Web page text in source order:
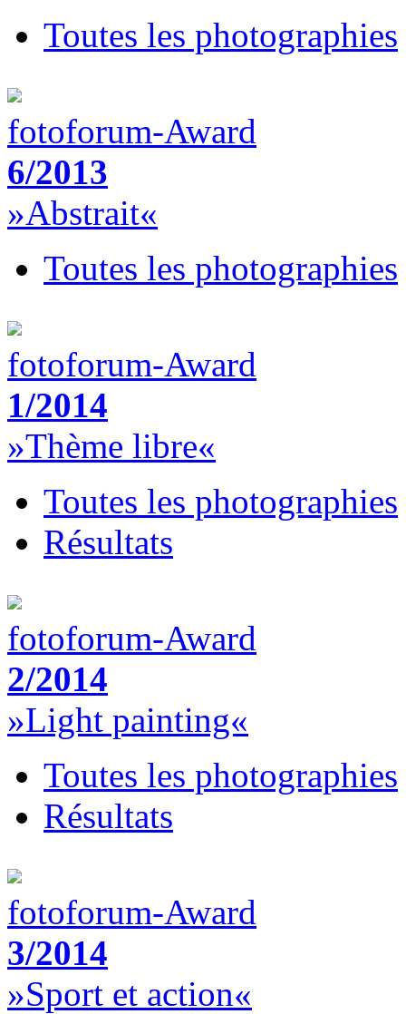
Toutes les photographies
fotoforum-Award
6/2013
»Abstrait«
Toutes les photographies
fotoforum-Award
1/2014
»Thème libre«
Toutes les photographies
Résultats
fotoforum-Award
2/2014
»Light painting«
Toutes les photographies
Résultats
fotoforum-Award
3/2014
»Sport et action«